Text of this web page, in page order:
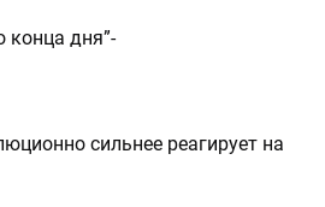
конца дня”-
сильнее реагирует на